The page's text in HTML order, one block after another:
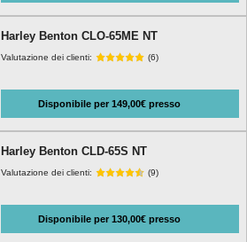
Harley Benton CLO-65ME NT
Valutazione dei clienti: (6)
Disponibile per 149,00€ presso
Harley Benton CLD-65S NT
Valutazione dei clienti: (9)
Disponibile per 130,00€ presso